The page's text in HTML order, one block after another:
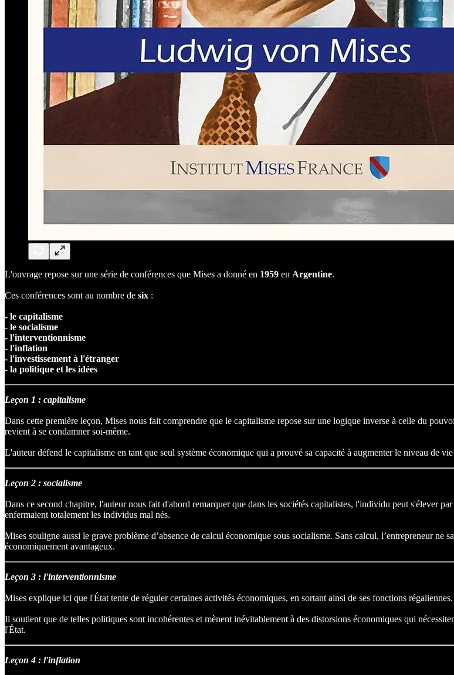
L'ouvrage repose sur une série de conférences que Mises a donné en 1959 en Argentine.
Ces conférences sont au nombre de six :
- le capitalisme
- le socialisme
- l'interventionnisme
- l'inflation
- l'investissement à l'étranger
- la politique et les idées
Leçon 1 : capitalisme
Dans cette première leçon, Mises nous fait comprendre que le capitalisme repose sur une logique inverse à celle du
revient à se condamner soi-même.
L'auteur défend le capitalisme en tant que seul système économique qui a prouvé sa capacité à augmenter le niveau de
Leçon 2 : socialisme
Dans ce second chapitre, l'auteur nous fait d'abord remarquer que dans les sociétés capitalistes, l'individu peut s'élever
enfermaient totalement les individus mal nés.
Mises souligne aussi le grave problème d’absence de calcul économique sous socialisme. Sans calcul, l’entrepreneur
économiquement avantageux.
Leçon 3 : l'interventionnisme
Mises explique ici que l'État tente de réguler certaines activités économiques, en sortant ainsi de ses fonctions régaliennes.
Il soutient que de telles politiques sont incohérentes et mènent inévitablement à des distorsions économiques qui
l'État.
Leçon 4 : l'inflation